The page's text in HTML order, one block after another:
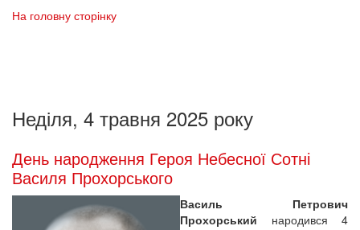
На головну сторінку
Неділя, 4 травня 2025 року
День народження Героя Небесної Сотні
Василя Прохорського
Василь Петрович
Прохорський народився 4